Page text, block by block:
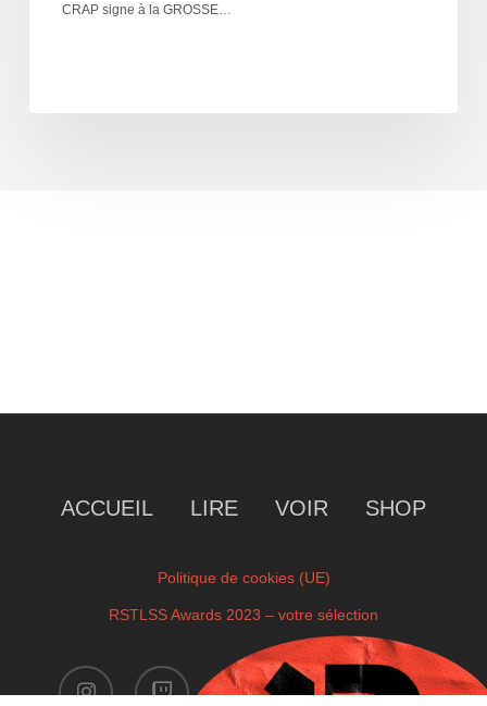
CRAP signe à la GROSSE…
ACCUEIL LIRE VOIR SHOP
Politique de cookies (UE)
RSTLSS Awards 2023 – votre sélection
instagram twitch facebook youtube
twitter